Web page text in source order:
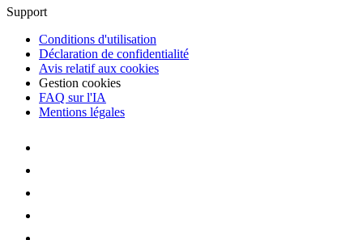
Support
Conditions d'utilisation
Déclaration de confidentialité
Avis relatif aux cookies
Gestion cookies
FAQ sur l'IA
Mentions légales